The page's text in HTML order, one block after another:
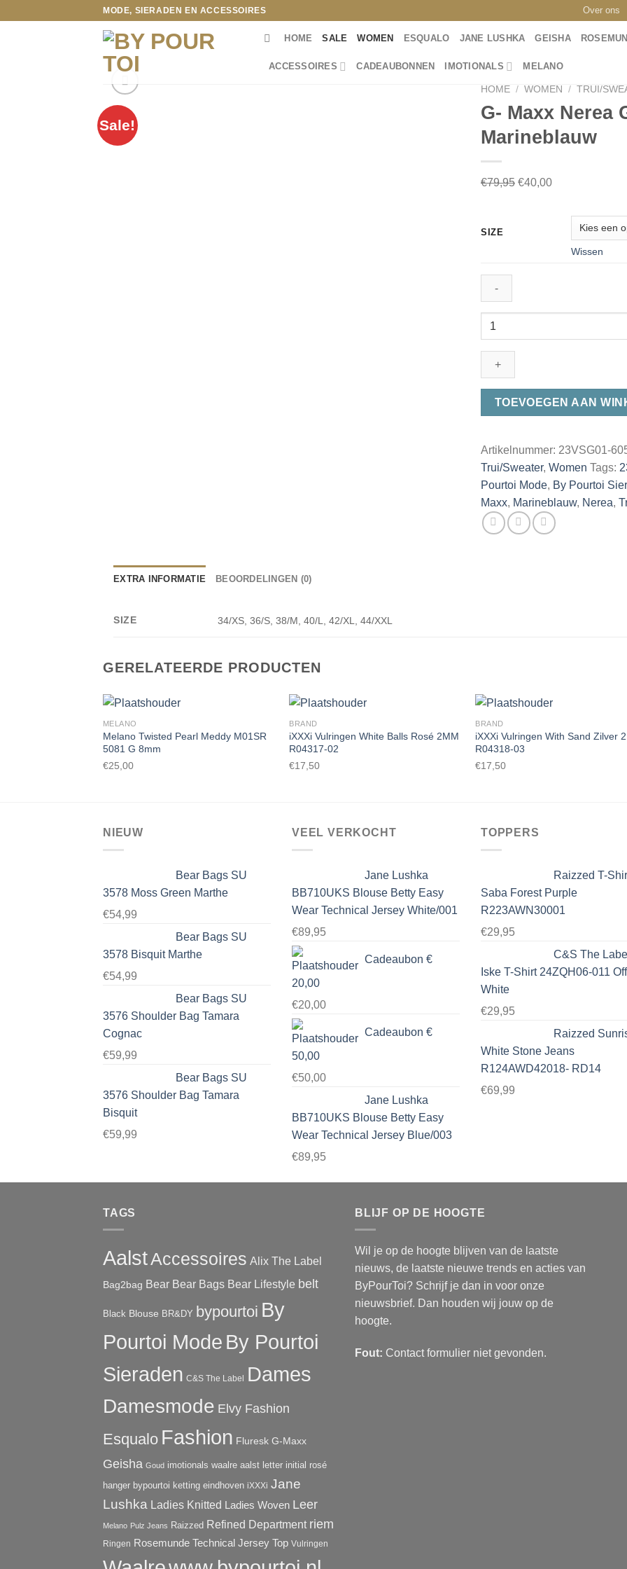
MODE, SIERADEN EN ACCESSOIRES Over ons
HOME SALE WOMEN ESQUALO JANE LUSHKA GEISHA
ACCESSOIRES CADEAUBONNEN IMOTIONALS MELANO
Sale!
HOME / WOMEN / TRUI/
G- Maxx Nerea
Marineblauw
€79,95 Oorspronkelijke
€40,00Huidige
€40,00.
SIZE
Wissen
Nerea
23VSG01-
605
aantal
TOEVOEGEN AAN
Artikelnummer: 23VSG01-
Trui/Sweater, Women Tags:
Pourtoi Mode, By Pourtoi
Maxx, Marineblauw, Nerea,
EXTRA INFORMATIE BEOORDELINGEN (0)
SIZE 34/XS, 36/S, 38/M, 40/L, 42/XL, 44/XXL
GERELATEERDE PRODUCTEN
MELANO
Melano Twisted Pearl Meddy M01SR
5081 G 8mm
€25,00
BRAND
iXXXi Vulringen White Balls Rosé 2MM
R04317-02
€17,50
BRAND
iXXXi Vulringen With Sand Zilver
R04318-03
€17,50
NIEUW
Bear Bags SU
3578 Moss Green Marthe
€54,99
Bear Bags SU
3578 Bisquit Marthe
€54,99
Bear Bags SU
3576 Shoulder Bag Tamara
Cognac
€59,99
Bear Bags SU
3576 Shoulder Bag Tamara
Bisquit
€59,99
VEEL VERKOCHT
Jane Lushka
BB710UKS Blouse Betty Easy
Wear Technical Jersey White/001
€89,95
Cadeaubon €
20,00
€20,00
Cadeaubon €
50,00
€50,00
Jane Lushka
BB710UKS Blouse Betty Easy
Wear Technical Jersey Blue/003
€89,95
TOPPERS
Raizzed T-
Saba Forest Purple
R223AWN30001
€29,95
C&S The
Iske T-Shirt 24ZQH06-011 Off
White
€29,95
Raizzed
White Stone Jeans
R124AWD42018- RD14
€69,99
TAGS
AalstAccessoires Alix The Label
Bag2bag Bear Bear Bags Bear Lifestyle belt
Black Blouse BR&DY bypourtoi By
Pourtoi Mode By Pourtoi
Sieraden C&S The Label
Dames
Damesmode Elvy Fashion
Esqualo Fashion Fluresk G-Maxx
Geisha Goud imotionals waalre aalst letter initial rosé
hanger bypourtoi ketting eindhoven iXXXi Jane
Lushka Ladies Knitted Ladies Woven Leer
Melano Pulz Jeans Raizzed Refined Department riem
Ringen Rosemunde Technical Jersey Top Vulringen
BLIJF OP DE HOOGTE
Wil je op de hoogte blijven van de laatste
nieuws, de laatste nieuwe trends en acties van
ByPourToi? Schrijf je dan in voor onze
nieuwsbrief. Dan houden wij jouw op de
hoogte.
Fout: Contact formulier niet gevonden.